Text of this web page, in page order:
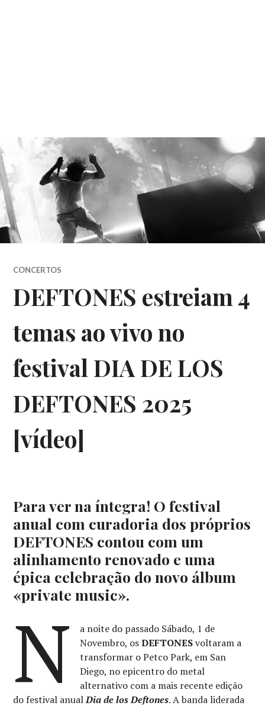
CONCERTOS
DEFTONES estreiam 4
temas ao vivo no
festival DIA DE LOS
DEFTONES 2025
[vídeo]
Para ver na íntegra! O festival
anual com curadoria dos próprios
DEFTONES contou com um
alinhamento renovado e uma
épica celebração do novo álbum
«private music».
N
a noite do passado Sábado, 1 de
Novembro, osDEFTONESvoltaram a
transformar o Petco Park, em San
Diego, no epicentro do metal
alternativo com a mais recente edição
do festival anualDia de los Deftones. A banda liderada